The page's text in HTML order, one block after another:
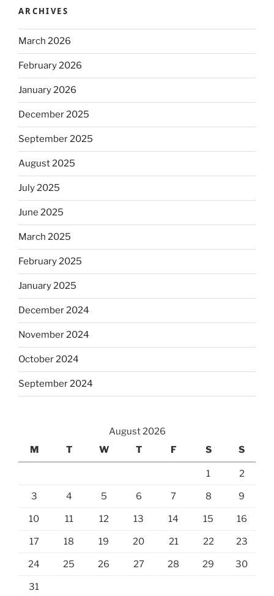
ARCHIVES
March 2026
February 2026
January 2026
December 2025
September 2025
August 2025
July 2025
June 2025
March 2025
February 2025
January 2025
December 2024
November 2024
October 2024
September 2024
August 2026
M
T W T F S S
1 2
3 4 5 6 7 8 9
10 11 12 13 14 15 16
17 18 19 20 21 22 23
24 25 26 27 28 29 30
31